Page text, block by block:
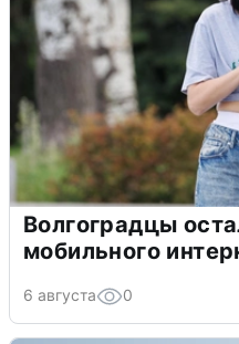
Волгоградцы
мобильного
6 августа 0